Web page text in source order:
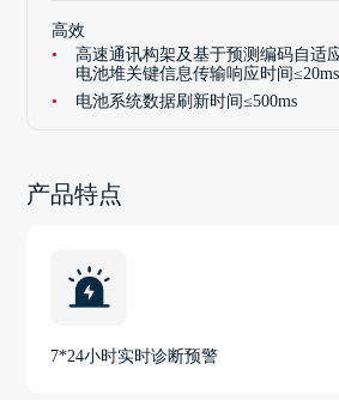
高效
高速通讯构架及基于预测编码自适
电池堆关键信息传输响应时间≤20ms
电池系统数据刷新时间≤500ms
产品特点
7*24小时实时诊断预警